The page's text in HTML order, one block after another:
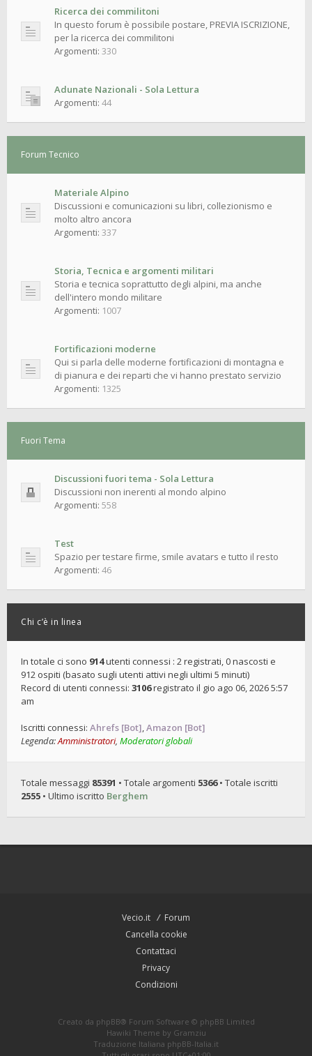
Ricerca dei commilitoni
In questo forum è possibile postare, PREVIA ISCRIZIONE,
per la ricerca dei commilitoni
Argomenti: 330
Adunate Nazionali - Sola Lettura
Argomenti: 44
Forum Tecnico
Materiale Alpino
Discussioni e comunicazioni su libri, collezionismo e
molto altro ancora
Argomenti: 337
Storia, Tecnica e argomenti militari
Storia e tecnica soprattutto degli alpini, ma anche
dell'intero mondo militare
Argomenti: 1007
Fortificazioni moderne
Qui si parla delle moderne fortificazioni di montagna e
di pianura e dei reparti che vi hanno prestato servizio
Argomenti: 1325
Fuori Tema
Discussioni fuori tema - Sola Lettura
Discussioni non inerenti al mondo alpino
Argomenti: 558
Test
Spazio per testare firme, smile avatars e tutto il resto
Argomenti: 46
Chi c’è in linea
In totale ci sono 914utenti connessi : 2 registrati, 0 nascosti e
912 ospiti (basato sugli utenti attivi negli ultimi 5 minuti)
Record di utenti connessi: 3106registrato il gio ago 06, 2026 5:57
am
Iscritti connessi: Ahrefs [Bot],Amazon [Bot]
Legenda:Amministratori, Moderatori globali
Totale messaggi 85391 • Totale argomenti 5366• Totale iscritti
2555 • Ultimo iscritto Berghem
Vecio.it
Forum
Cancella cookie
Contattaci
Privacy
Condizioni
Creato da phpBB® Forum Software © phpBB Limited
Hawiki Theme by Gramziu
Traduzione Italiana phpBB-Italia.it